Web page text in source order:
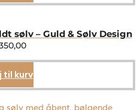
sølv – Guld & Sølv Design
til kurv